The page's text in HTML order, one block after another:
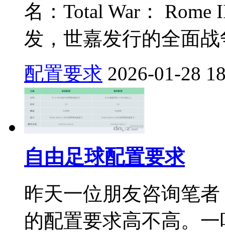
名：Total War： Rome
发，世嘉发行的全面
配置要求 2026-01-28
自由足球配置要求
昨天一位朋友咨询笔
的配置要求高不高。